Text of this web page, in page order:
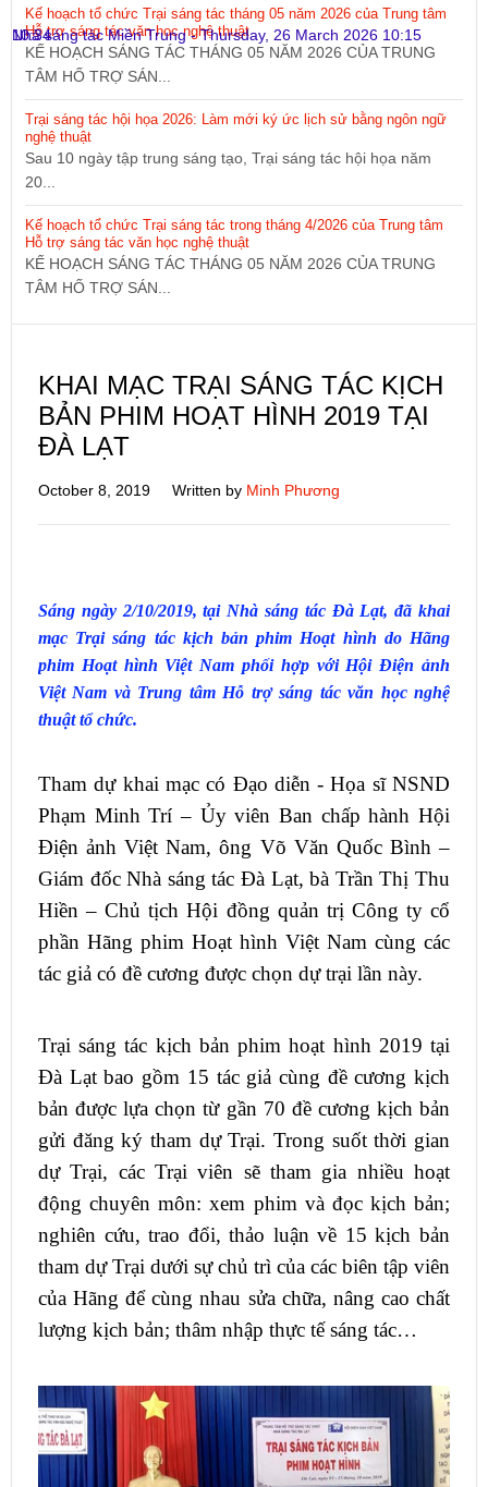
10:34
Nhà sáng tác Miền Trung-Thursday, 26 March 2026 10:15
Kế hoạch tổ chức Trại sáng tác tháng 05 năm 2026 của Trung tâm
Hỗ trợ sáng tác văn học nghệ thuật
KẾ HOẠCH SÁNG TÁC THÁNG 05 NĂM 2026 CỦA TRUNG
TÂM HỐ TRỢ SÁN...
Trại sáng tác hội họa 2026: Làm mới ký ức lịch sử bằng ngôn ngữ
nghệ thuật
Sau 10 ngày tập trung sáng tạo, Trại sáng tác hội họa năm
20...
Kế hoạch tổ chức Trại sáng tác trong tháng 4/2026 của Trung tâm
Hỗ trợ sáng tác văn học nghệ thuật
KẾ HOẠCH SÁNG TÁC THÁNG 05 NĂM 2026 CỦA TRUNG
TÂM HỐ TRỢ SÁN...
KHAI MẠC TRẠI SÁNG TÁC KỊCH
BẢN PHIM HOẠT HÌNH 2019 TẠI
ĐÀ LẠT
October 8, 2019 Written by Minh Phương
Sáng ngày 2/10/2019, tại Nhà sáng tác Đà Lạt, đã khai
mạc Trại sáng tác kịch bản phim Hoạt hình do Hãng
phim Hoạt hình Việt Nam phối hợp với Hội Điện ảnh
Việt Nam và Trung tâm Hỗ trợ sáng tác văn học nghệ
thuật tổ chức.
Tham dự khai mạc có Đạo diễn - Họa sĩ NSND
Phạm Minh Trí – Ủy viên Ban chấp hành Hội
Điện ảnh Việt Nam, ông Võ Văn Quốc Bình –
Giám đốc Nhà sáng tác Đà Lạt, bà Trần Thị Thu
Hiền – Chủ tịch Hội đồng quản trị Công ty cổ
phần Hãng phim Hoạt hình Việt Nam cùng các
tác giả có đề cương được chọn dự trại lần này.
Trại sáng tác kịch bản phim hoạt hình 2019 tại
Đà Lạt bao gồm 15 tác giả cùng đề cương kịch
bản được lựa chọn từ gần 70 đề cương kịch bản
gửi đăng ký tham dự Trại. Trong suốt thời gian
dự Trại, các Trại viên sẽ tham gia nhiều hoạt
động chuyên môn: xem phim và đọc kịch bản;
nghiên cứu, trao đổi, thảo luận về 15 kịch bản
tham dự Trại dưới sự chủ trì của các biên tập viên
của Hãng để cùng nhau sửa chữa, nâng cao chất
lượng kịch bản; thâm nhập thực tế sáng tác…